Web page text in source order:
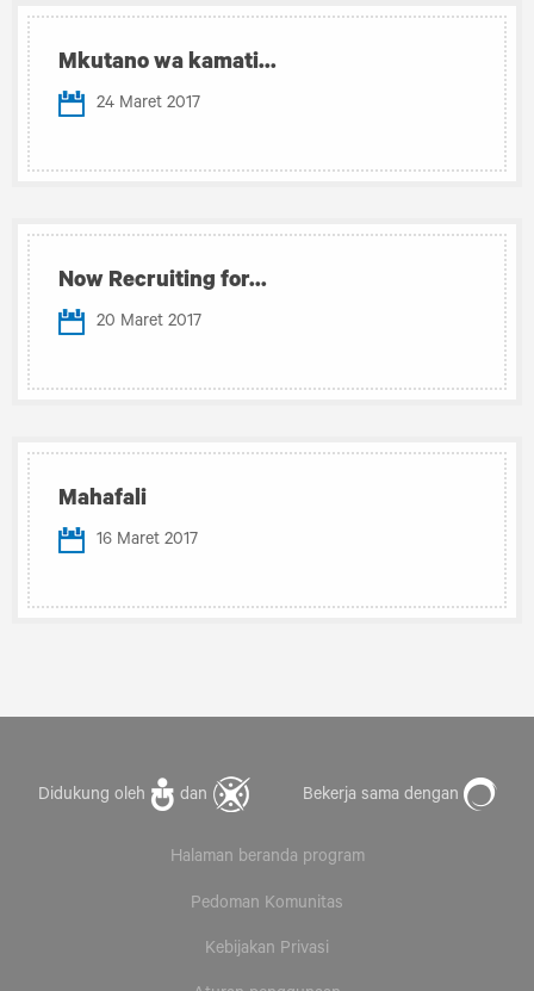
Mkutano wa kamati...
24 Maret 2017
Now Recruiting for...
20 Maret 2017
Mahafali
16 Maret 2017
Didukung oleh dan Bekerja sama dengan
Halaman beranda program
Pedoman Komunitas
Kebijakan Privasi